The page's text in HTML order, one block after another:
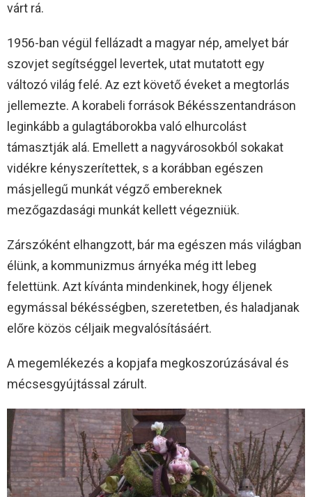
várt rá.
1956-ban végül fellázadt a magyar nép, amelyet bár
szovjet segítséggel levertek, utat mutatott egy
változó világ felé. Az ezt követő éveket a megtorlás
jellemezte. A korabeli források Békésszentandráson
leginkább a gulagtáborokba való elhurcolást
támasztják alá. Emellett a nagyvárosokból sokakat
vidékre kényszerítettek, s a korábban egészen
másjellegű munkát végző embereknek
mezőgazdasági munkát kellett végezniük.
Zárszóként elhangzott, bár ma egészen más világban
élünk, a kommunizmus árnyéka még itt lebeg
felettünk. Azt kívánta mindenkinek, hogy éljenek
egymással békésségben, szeretetben, és haladjanak
előre közös céljaik megvalósításáért.
A megemlékezés a kopjafa megkoszorúzásával és
mécsesgyújtással zárult.